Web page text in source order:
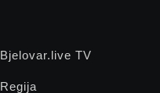
Bjelovar.live TV
Regija